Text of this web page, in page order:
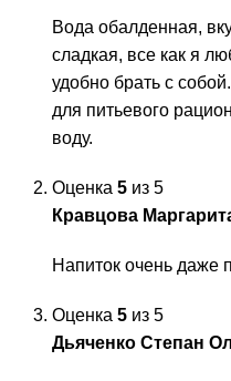
Вода обалденная,
сладкая, все как я
удобно брать с
для питьевого
воду.
Оценка 5 из 5
Кравцова
Напиток очень даже
Оценка 5 из 5
Дьяченко Степан